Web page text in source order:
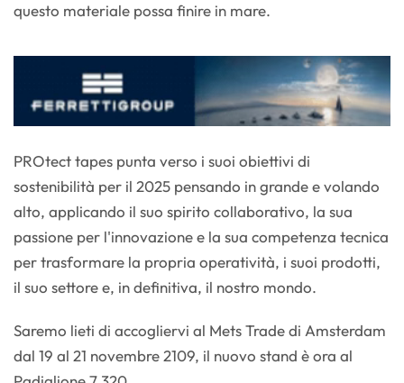
questo materiale possa finire in mare.
PROtect tapes punta verso i suoi obiettivi di
sostenibilità per il 2025 pensando in grande e volando
alto, applicando il suo spirito collaborativo, la sua
passione per l'innovazione e la sua competenza tecnica
per trasformare la propria operatività, i suoi prodotti,
il suo settore e, in definitiva, il nostro mondo.
Saremo lieti di accogliervi al Mets Trade di Amsterdam
dal 19 al 21 novembre 2109, il nuovo stand è ora al